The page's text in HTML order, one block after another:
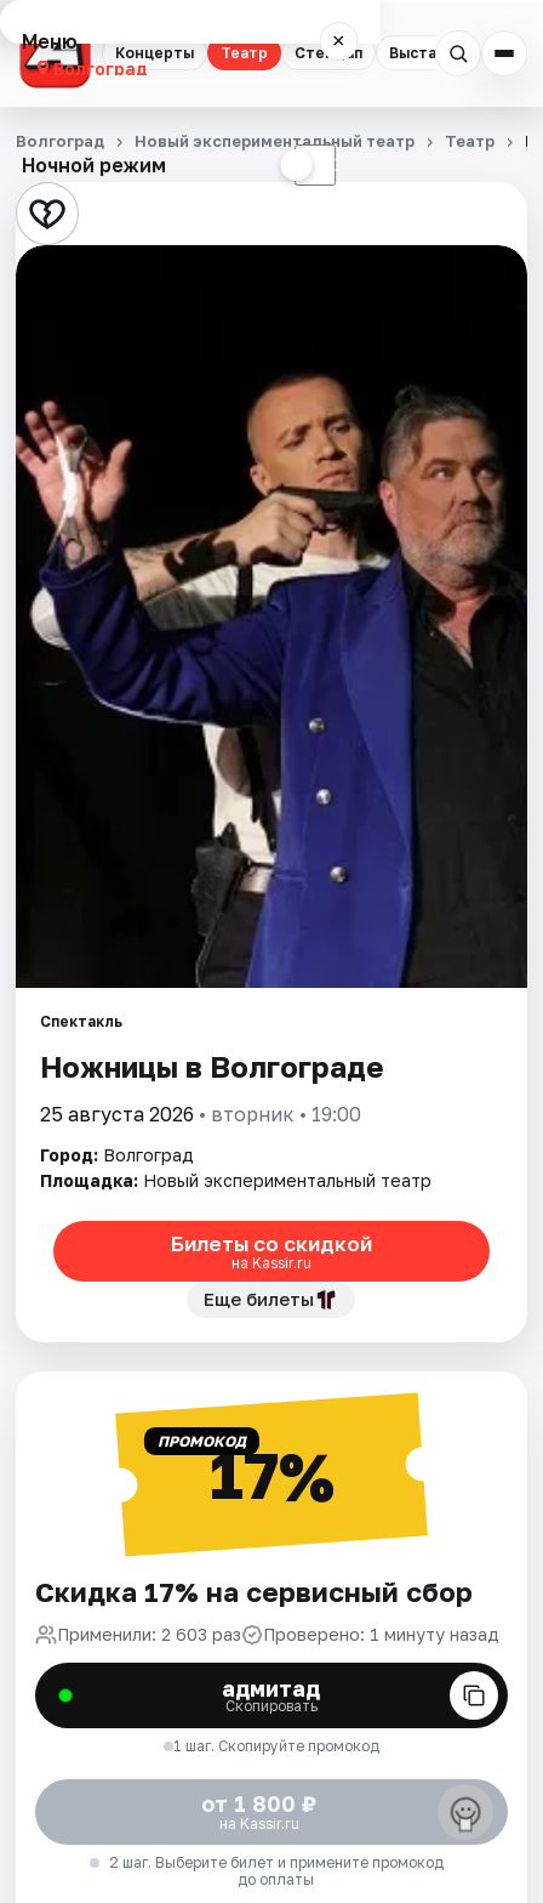
Концерты Театр Стендап Выставки
Меню ×
Волгоград
Концерты
Театр
Стендап
Экскурсии
Спорт
События
Города
Площадки
Ночной режим ☾
Волгоград Новый экспериментальный театр Театр
Спектакль
Ножницы в Волгограде
25 августа 2026 • вторник • 19:00
Город: Волгоград
Площадка: Новый экспериментальный театр
Билеты со скидкой
на Kassir.ru
Еще билеты
ПРОМОКОД17%
Скидка 17% на сервисный сбор
Применили: 2 603 раз Проверено: 1 минуту назад
адмитад
Скопировать
1 шаг. Скопируйте промокод
от 1 800 ₽
на Kassir.ru
2 шаг. Выберите билет и примените промокод
до оплаты